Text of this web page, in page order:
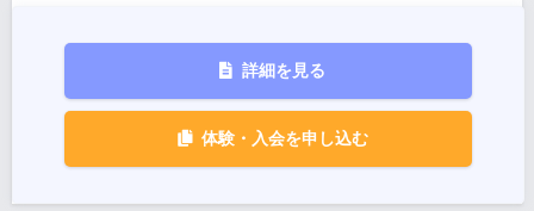
詳細を見る
体験・入会を申し込む